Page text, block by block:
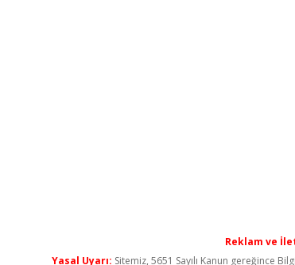
Reklam ve
Yasal Uyarı: Sitemiz, 5651 Sayılı Kanun gereğince